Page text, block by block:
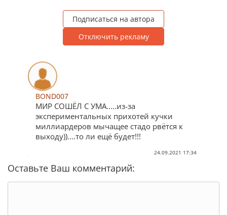
Подписаться на автора
Отключить рекламу
BOND007
МИР СОШЁЛ С УМА.....из-за
экспериментальных прихотей кучки
миллиардеров мычащее стадо рвётся к
выходу))....то ли ещё будет!!!
24.09.2021 17:34
Оставьте Ваш комментарий: